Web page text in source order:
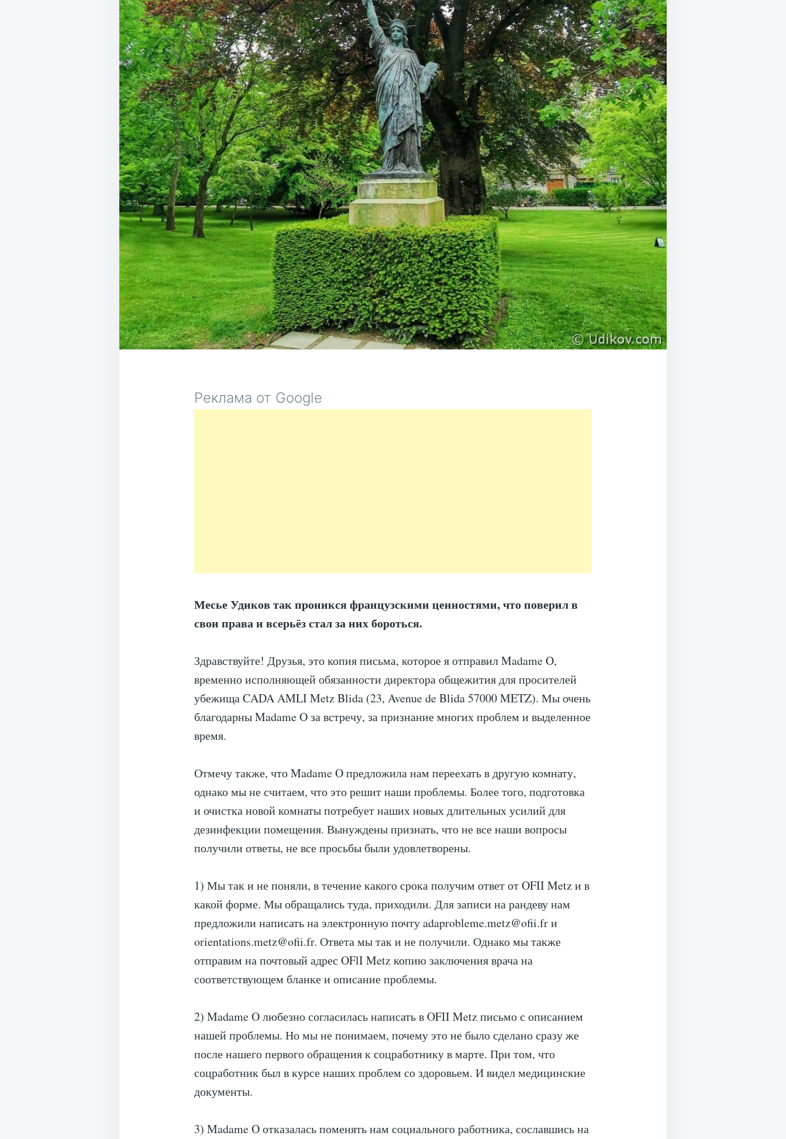
Реклама от Google
Месье Удиков так проникся французскими ценностями, что поверил в
свои права и всерьёз стал за них бороться.
Здравствуйте! Друзья, это копия письма, которое я отправил Madame O,
временно исполняющей обязанности директора общежития для просителей
убежища CADA AMLI Metz Blida (23, Avenue de Blida 57000 METZ). Мы очень
благодарны Madame O за встречу, за признание многих проблем и выделенное
время.
Отмечу также, что Madame O предложила нам переехать в другую комнату,
однако мы не считаем, что это решит наши проблемы. Более того, подготовка
и очистка новой комнаты потребует наших новых длительных усилий для
дезинфекции помещения. Вынуждены признать, что не все наши вопросы
получили ответы, не все просьбы были удовлетворены.
1) Мы так и не поняли, в течение какого срока получим ответ от OFII Metz и в
какой форме. Мы обращались туда, приходили. Для записи на рандеву нам
предложили написать на электронную почту adaprobleme.metz@ofii.fr и
orientations.metz@ofii.fr. Ответа мы так и не получили. Однако мы также
отправим на почтовый адрес OFlI Metz копию заключения врача на
соответствующем бланке и описание проблемы.
2) Madame O любезно согласилась написать в OFII Metz письмо с описанием
нашей проблемы. Но мы не понимаем, почему это не было сделано сразу же
после нашего первого обращения к соцработнику в марте. При том, что
соцработник был в курсе наших проблем со здоровьем. И видел медицинские
документы.
3) Madame O отказалась поменять нам социального работника, сославшись на